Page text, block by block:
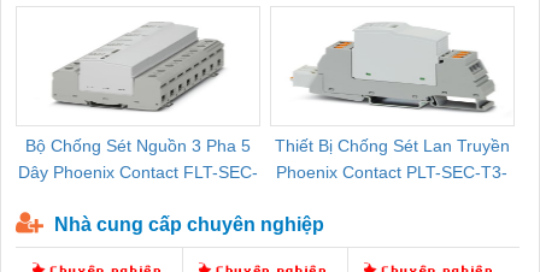
Bộ Chống Sét Nguồn 3 Pha 5
Dây Phoenix Contact FLT-SEC-
Thiết Bị Chống Sét Lan Truyền
Phoenix Contact PLT-SEC-T3-
Nhà cung cấp chuyên nghiệp